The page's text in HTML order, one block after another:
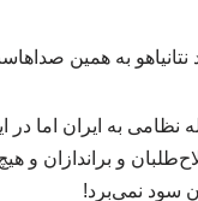
نتانیاهو به همین
نظامی به ایران اما
و براندازان
سود نمی‌برد!